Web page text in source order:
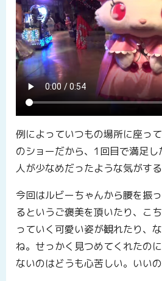
例によっていつもの場所に座っ
のショーだから、1回目で満足
人が少なめだったような気がする
今回はルビーちゃんから腰を振
るというご褒美を頂いたり、こ
っていく可愛い姿が観れたり、
ね。せっかく見つめてくれたの
ないのはどうも心苦しい。いいの